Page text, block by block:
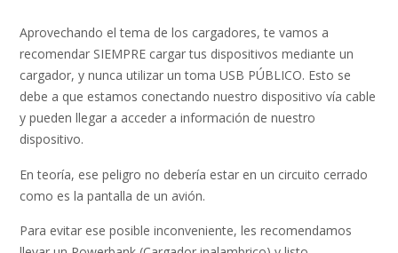
Aprovechando el tema de los cargadores, te vamos a
recomendar SIEMPRE cargar tus dispositivos mediante un
cargador, y nunca utilizar un toma USB PÚBLICO. Esto se
debe a que estamos conectando nuestro dispositivo vía cable
y pueden llegar a acceder a información de nuestro
dispositivo.
En teoría, ese peligro no debería estar en un circuito cerrado
como es la pantalla de un avión.
Para evitar ese posible inconveniente, les recomendamos